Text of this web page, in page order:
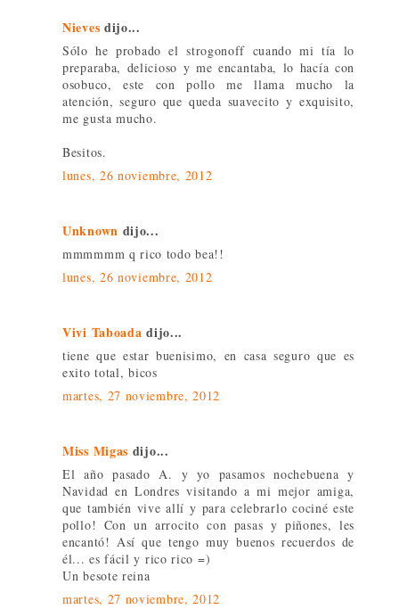
Nieves dijo...
Sólo he probado el strogonoff cuando mi tía lo
preparaba, delicioso y me encantaba, lo hacía con
osobuco, este con pollo me llama mucho la
atención, seguro que queda suavecito y exquisito,
me gusta mucho.
Besitos.
lunes, 26 noviembre, 2012
Unknown dijo...
mmmmmm q rico todo bea!!
lunes, 26 noviembre, 2012
Vivi Taboada dijo...
tiene que estar buenisimo, en casa seguro que es
exito total, bicos
martes, 27 noviembre, 2012
Miss Migas dijo...
El año pasado A. y yo pasamos nochebuena y
Navidad en Londres visitando a mi mejor amiga,
que también vive allí y para celebrarlo cociné este
pollo! Con un arrocito con pasas y piñones, les
encantó! Así que tengo muy buenos recuerdos de
él... es fácil y rico rico =)
Un besote reina
martes, 27 noviembre, 2012